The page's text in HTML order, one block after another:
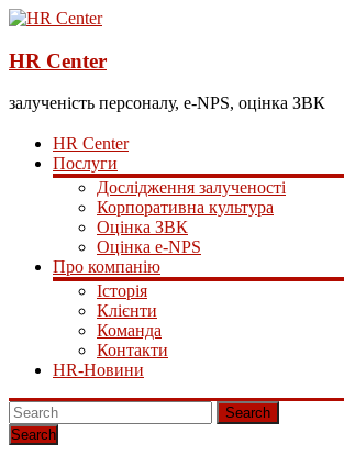
HR Center
залученість персоналу, e-NPS, оцінка ЗВК
HR Center
Послуги
Дослідження залученості
Корпоративна культура
Оцінка ЗВК
Оцінка e-NPS
Про компанію
Історія
Клієнти
Команда
Контакти
HR-Новини
Search